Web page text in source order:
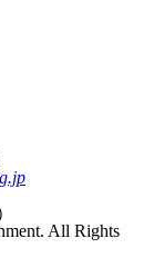
All Rights